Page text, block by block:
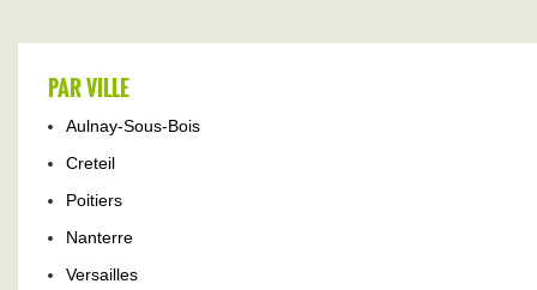
PAR VILLE
Aulnay-Sous-Bois
Creteil
Poitiers
Nanterre
Versailles